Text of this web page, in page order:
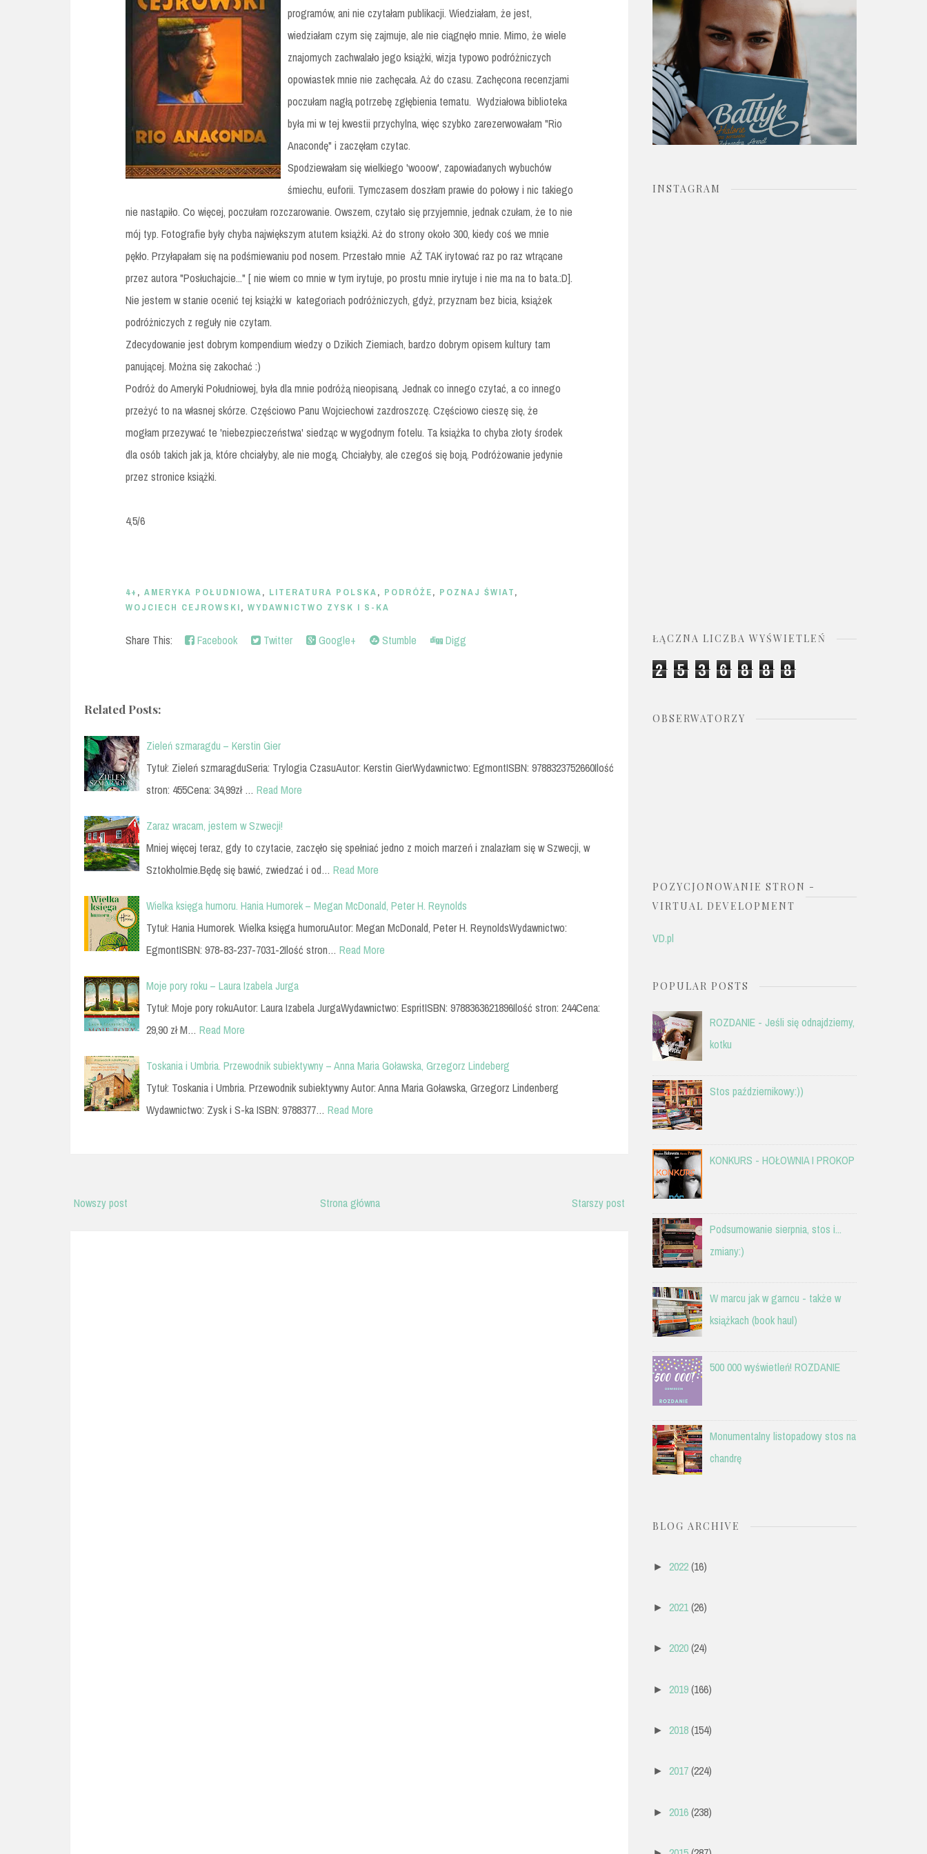
programów, ani nie czytałam publikacji. Wiedziałam, że jest,
wiedziałam czym się zajmuje, ale nie ciągnęło mnie. Mimo, że wiele
znajomych zachwalało jego książki, wizja typowo podróżniczych
opowiastek mnie nie zachęcała. Aż do czasu. Zachęcona recenzjami
poczułam nagłą potrzebę zgłębienia tematu. Wydziałowa biblioteka
była mi w tej kwestii przychylna, więc szybko zarezerwowałam "Rio
Anacondę" i zaczęłam czytac.
Spodziewałam się wielkiego 'wooow', zapowiadanych wybuchów
śmiechu, euforii. Tymczasem doszłam prawie do połowy i nic takiego
nie nastąpiło. Co więcej, poczułam rozczarowanie. Owszem, czytało się przyjemnie, jednak czułam, że to nie
mój typ. Fotografie były chyba największym atutem książki. Aż do strony około 300, kiedy coś we mnie
pękło. Przyłapałam się na podśmiewaniu pod nosem. Przestało mnie AŻ TAK irytować raz po raz wtrącane
przez autora "Posłuchajcie..." [ nie wiem co mnie w tym irytuje, po prostu mnie irytuje i nie ma na to bata.:D].
Nie jestem w stanie ocenić tej książki w kategoriach podróżniczych, gdyż, przyznam bez bicia, książek
podróżniczych z reguły nie czytam.
Zdecydowanie jest dobrym kompendium wiedzy o Dzikich Ziemiach, bardzo dobrym opisem kultury tam
panującej. Można się zakochać :)
Podróż do Ameryki Południowej, była dla mnie podróżą nieopisaną. Jednak co innego czytać, a co innego
przeżyć to na własnej skórze. Częściowo Panu Wojciechowi zazdroszczę. Częściowo cieszę się, że
mogłam przezywać te 'niebezpieczeństwa' siedząc w wygodnym fotelu. Ta książka to chyba złoty środek
dla osób takich jak ja, które chciałyby, ale nie mogą. Chciałyby, ale czegoś się boją. Podróżowanie jedynie
przez stronice książki.
4,5/6
4+ , AMERYKA POŁUDNIOWA, LITERATURA POLSKA, PODRÓŻE, POZNAJ ŚWIAT,
WOJCIECH CEJROWSKI, WYDAWNICTWO ZYSK I S-KA
Share This: Facebook Twitter Google+ Stumble Digg
Related Posts:
Zieleń szmaragdu – Kerstin Gier
Tytuł: Zieleń szmaragduSeria: Trylogia CzasuAutor: Kerstin GierWydawnictwo: EgmontISBN: 9788323752660Ilość
stron: 455Cena: 34,99zł … Read More
Zaraz wracam, jestem w Szwecji!
Mniej więcej teraz, gdy to czytacie, zaczęło się spełniać jedno z moich marzeń i znalazłam się w Szwecji, w
Sztokholmie.Będę się bawić, zwiedzać i od… Read More
Wielka księga humoru. Hania Humorek – Megan McDonald, Peter H. Reynolds
Tytuł: Hania Humorek. Wielka księga humoruAutor: Megan McDonald, Peter H. ReynoldsWydawnictwo:
EgmontISBN: 978-83-237-7031-2Ilość stron… Read More
Moje pory roku – Laura Izabela Jurga
Tytuł: Moje pory rokuAutor: Laura Izabela JurgaWydawnictwo: EspritISBN: 9788363621896Ilość stron: 244Cena:
29,90 zł M… Read More
Toskania i Umbria. Przewodnik subiektywny – Anna Maria Goławska, Grzegorz Lindeberg
Tytuł: Toskania i Umbria. Przewodnik subiektywny Autor: Anna Maria Goławska, Grzegorz Lindenberg
Wydawnictwo: Zysk i S-ka ISBN: 9788377… Read More
Nowszy post Starszy post
Strona główna
o
r
:
INSTAGRAM
ŁĄCZNA LICZBA WYŚWIETLEŃ
2 5 3 6 8 8 8
OBSERWATORZY
POZYCJONOWANIE STRON -
VIRTUAL DEVELOPMENT
VD.pl
POPULAR POSTS
ROZDANIE - Jeśli się odnajdziemy,
kotku
Stos październikowy:))
KONKURS - HOŁOWNIA I PROKOP
Podsumowanie sierpnia, stos i...
zmiany:)
W marcu jak w garncu - także w
książkach (book haul)
500 000 wyświetleń! ROZDANIE
Monumentalny listopadowy stos na
chandrę
BLOG ARCHIVE
► 2022 (16)
► 2021 (26)
► 2020 (24)
► 2019 (166)
► 2018 (154)
► 2017 (224)
► 2016 (238)